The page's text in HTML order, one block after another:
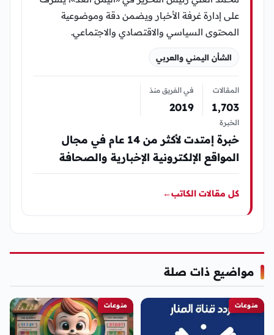
على إدارة غرفة الأخبار ويضمن دقة وموضوعية
المحتوى السياسي والاقتصادي والاجتماعي.
الشأن اليمني والعربي
المقالات
1٬703
في الفريق منذ
2019
الخبرة
خبرة إمتدت لأكثر من 14 عام في مجال
المواقع الإلكترونية الإخبارية والصحافة
كل مقالات الكاتب←
مواضيع ذات صلة
منوعات منوعات